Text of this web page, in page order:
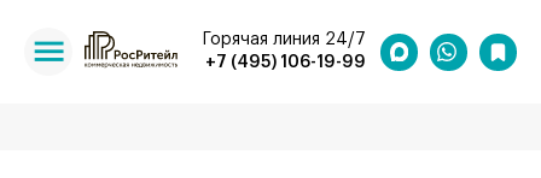
+7 (495) 106-19-99
Горячая линия 24/7